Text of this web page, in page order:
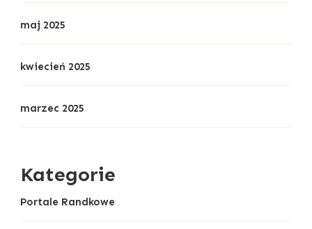
maj 2025
kwiecień 2025
marzec 2025
Kategorie
Portale Randkowe